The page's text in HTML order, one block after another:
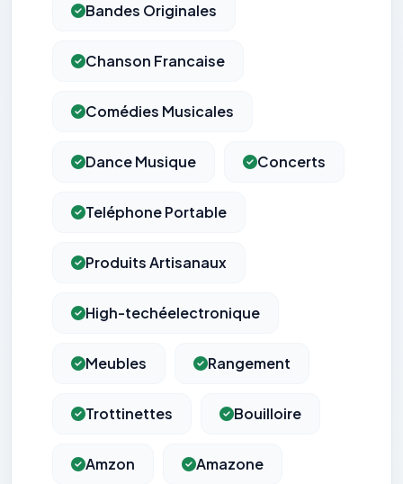
Bandes Originales
Chanson Francaise
Comédies Musicales
Dance Musique Concerts
Teléphone Portable
Produits Artisanaux
High-techéelectronique
Meubles Rangement
Trottinettes Bouilloire
Amzon Amazone